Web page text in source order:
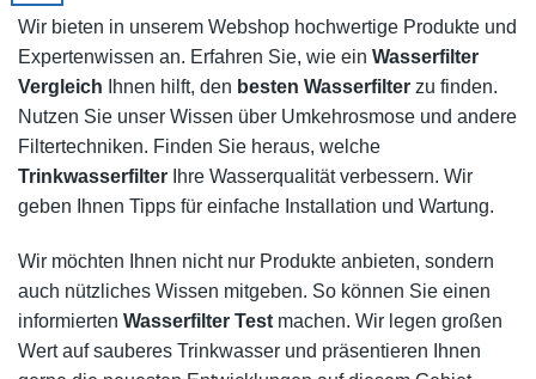
Wir bieten in unserem Webshop hochwertige Produkte und
Expertenwissen an. Erfahren Sie, wie ein Wasserfilter
Vergleich Ihnen hilft, den besten Wasserfilter zu finden.
Nutzen Sie unser Wissen über Umkehrosmose und andere
Filtertechniken. Finden Sie heraus, welche
Trinkwasserfilter Ihre Wasserqualität verbessern. Wir
geben Ihnen Tipps für einfache Installation und Wartung.
Wir möchten Ihnen nicht nur Produkte anbieten, sondern
auch nützliches Wissen mitgeben. So können Sie einen
informierten Wasserfilter Test machen. Wir legen großen
Wert auf sauberes Trinkwasser und präsentieren Ihnen